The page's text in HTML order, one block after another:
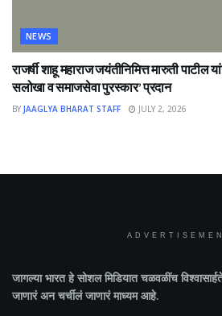
NEWS
राजर्षी शाहू महाराज जयंतीनिमित्त मारुती पाटील
सलोखा व समाजसेवा पुरस्कार’ प्रदान
BY JAAGLYA BHARAT STAFF JULY 2, 2026
जागल्या भारतहे सोशल मिडियात चळवळींच
जाणारं अन चर्चीलं जाणारं माध्यम आहे.